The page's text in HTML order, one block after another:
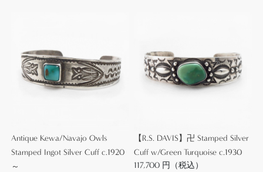
シルバーワークとなっています。
非常に重要なファクターですが、銀含有率/品位とは
関係なく、ジュエリーの製法技術を表します。
Antique Kewa/Navajo Owls
Stamped Ingot Silver Cuff c.1920
～
【R.S. DAVIS】卍 Stamped Silver
Cuff w/Green Turquoise c.1930
117,700 円（税込）